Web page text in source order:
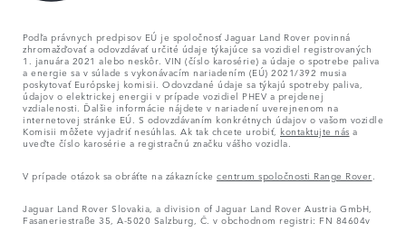
Podľa právnych predpisov EÚ je spoločnosť Jaguar Land Rover povinná
zhromažďovať a odovzdávať určité údaje týkajúce sa vozidiel registrovaných
1. januára 2021 alebo neskôr. VIN (číslo karosérie) a údaje o spotrebe paliva
a energie sa v súlade s vykonávacím nariadením (EÚ) 2021/392 musia
poskytovať Európskej komisii. Odovzdané údaje sa týkajú spotreby paliva,
údajov o elektrickej energii v prípade vozidiel PHEV a prejdenej
vzdialenosti. Ďalšie informácie nájdete v nariadení uverejnenom na
internetovej stránke EÚ. S odovzdávaním konkrétnych údajov o vašom vozidle
Komisii môžete vyjadriť nesúhlas. Ak tak chcete urobiť, kontaktujte nás a
uveďte číslo karosérie a registračnú značku vášho vozidla.
V prípade otázok sa obráťte na zákaznícke centrum spoločnosti Range Rover
Jaguar Land Rover Slovakia, a division of Jaguar Land Rover Austria GmbH,
Fasaneriestraße 35, A-5020 Salzburg, Č. v obchodnom registri: FN 84604v